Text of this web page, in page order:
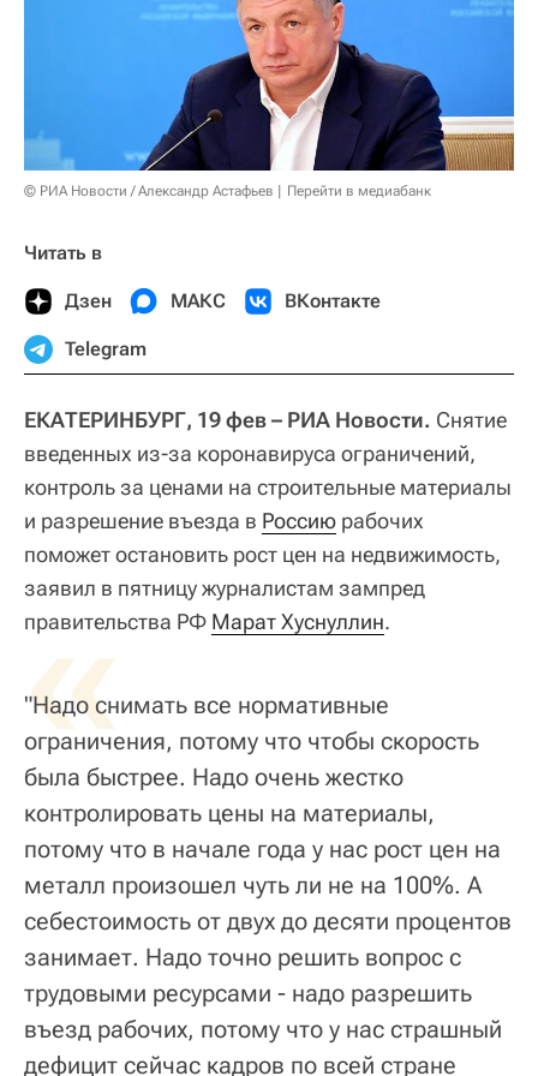
© РИА Новости / Александр Астафьев Перейти в медиабанк
Читать в
Дзен МАКС ВКонтакте
Telegram
ЕКАТЕРИНБУРГ, 19 фев – РИА Новости. Снятие
введенных из-за коронавируса ограничений,
контроль за ценами на строительные материалы
и разрешение въезда в Россию рабочих
поможет остановить рост цен на недвижимость,
заявил в пятницу журналистам зампред
правительства РФ Марат Хуснуллин.
«
"Надо снимать все нормативные
ограничения, потому что чтобы скорость
была быстрее. Надо очень жестко
контролировать цены на материалы,
потому что в начале года у нас рост цен на
металл произошел чуть ли не на 100%. А
себестоимость от двух до десяти процентов
занимает. Надо точно решить вопрос с
трудовыми ресурсами - надо разрешить
въезд рабочих, потому что у нас страшный
дефицит сейчас кадров по всей стране